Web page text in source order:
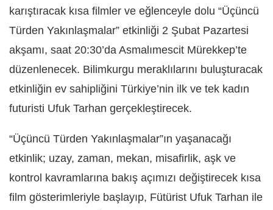
karıştıracak kısa filmler ve eğlenceyle dolu “Üçüncü
Türden Yakınlaşmalar” etkinliği 2 Şubat Pazartesi
akşamı, saat 20:30’da Asmalımescit Mürekkep’te
düzenlenecek. Bilimkurgu meraklılarını buluşturacak
etkinliğin ev sahipliğini Türkiye’nin ilk ve tek kadın
futuristi Ufuk Tarhan gerçekleştirecek.
“Üçüncü Türden Yakınlaşmalar”ın yaşanacağı
etkinlik; uzay, zaman, mekan, misafirlik, aşk ve
kontrol kavramlarına bakış açımızı değiştirecek kısa
film gösterimleriyle başlayıp, Fütürist Ufuk Tarhan ile